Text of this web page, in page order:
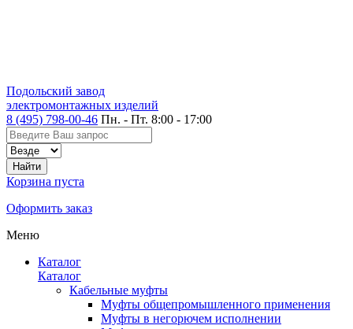
Подольский завод
электромонтажных изделий
8 (495) 798-00-46 Пн. - Пт. 8:00 - 17:00
Корзина пуста
Оформить заказ
Меню
Каталог
Каталог
Кабельные муфты
Муфты общепромышленного применения
Муфты в негорючем исполнении